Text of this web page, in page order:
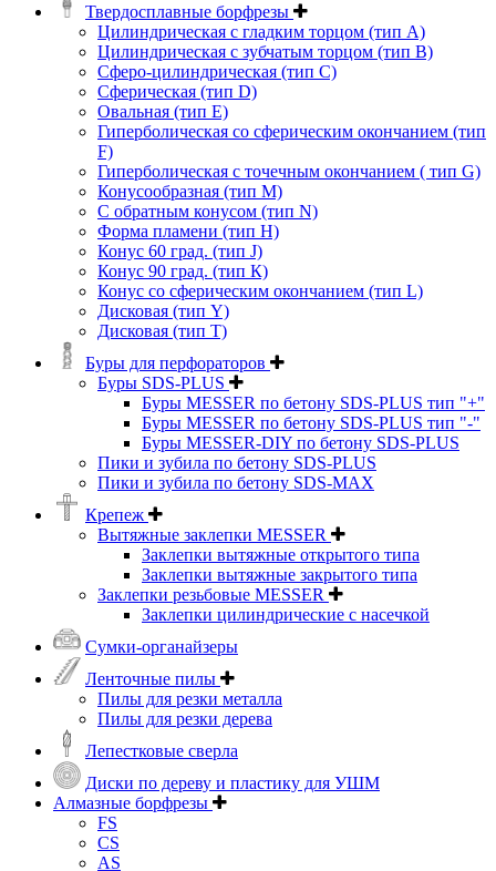
Твердосплавные борфрезы
Цилиндрическая с гладким торцом (тип А)
Цилиндрическая с зубчатым торцом (тип В)
Сферо-цилиндрическая (тип С)
Сферическая (тип D)
Овальная (тип Е)
Гиперболическая со сферическим окончанием (тип
F)
Гиперболическая с точечным окончанием ( тип G)
Конусообразная (тип М)
C обратным конусом (тип N)
Форма пламени (тип H)
Конус 60 град. (тип J)
Конус 90 град. (тип К)
Конус со сферическим окончанием (тип L)
Дисковая (тип Y)
Дисковая (тип Т)
Буры для перфораторов
Буры SDS-PLUS
Буры MESSER по бетону SDS-PLUS тип "+"
Буры MESSER по бетону SDS-PLUS тип "-"
Буры MESSER-DIY по бетону SDS-PLUS
Пики и зубила по бетону SDS-PLUS
Пики и зубила по бетону SDS-MAX
Крепеж
Вытяжные заклепки MESSER
Заклепки вытяжные открытого типа
Заклепки вытяжные закрытого типа
Заклепки резьбовые MESSER
Заклепки цилиндрические с насечкой
Сумки-органайзеры
Ленточные пилы
Пилы для резки металла
Пилы для резки дерева
Лепестковые сверла
Диски по дереву и пластику для УШМ
Алмазные борфрезы
FS
CS
AS